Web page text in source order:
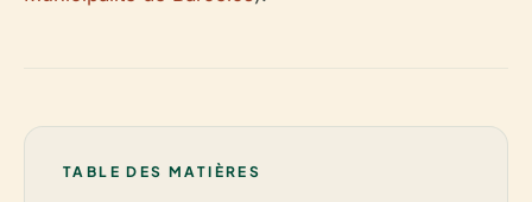
TABLE DES MATIÈRES